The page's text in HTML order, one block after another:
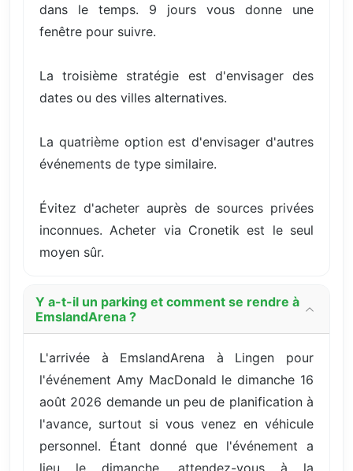
dans le temps. 9 jours vous donne une
fenêtre pour suivre.
La troisième stratégie est d'envisager des
dates ou des villes alternatives.
La quatrième option est d'envisager d'autres
événements de type similaire.
Évitez d'acheter auprès de sources privées
inconnues. Acheter via Cronetik est le seul
moyen sûr.
Y a-t-il un parking et comment se rendre à
EmslandArena ?
L'arrivée à EmslandArena à Lingen pour
l'événement Amy MacDonald le dimanche 16
août 2026 demande un peu de planification à
l'avance, surtout si vous venez en véhicule
personnel. Étant donné que l'événement a
lieu le dimanche, attendez-vous à la